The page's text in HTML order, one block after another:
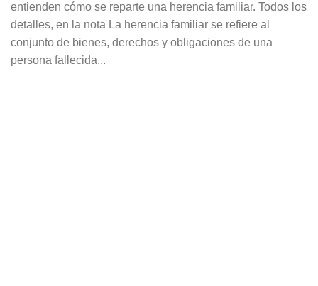
entienden cómo se reparte una herencia familiar. Todos los
detalles, en la nota La herencia familiar se refiere al
conjunto de bienes, derechos y obligaciones de una
persona fallecida...